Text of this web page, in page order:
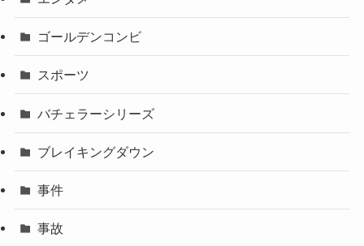
ゴールデンコンビ
スポーツ
バチェラーシリーズ
ブレイキングダウン
事件
事故